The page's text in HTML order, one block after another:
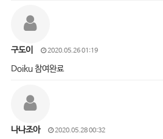
구도이 2020.05.26 01:19
Doiku 참여완료
나나조아 2020.05.28 00:32